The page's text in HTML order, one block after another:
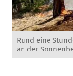
Rund eine
an der